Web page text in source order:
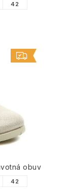
42
obuv
42